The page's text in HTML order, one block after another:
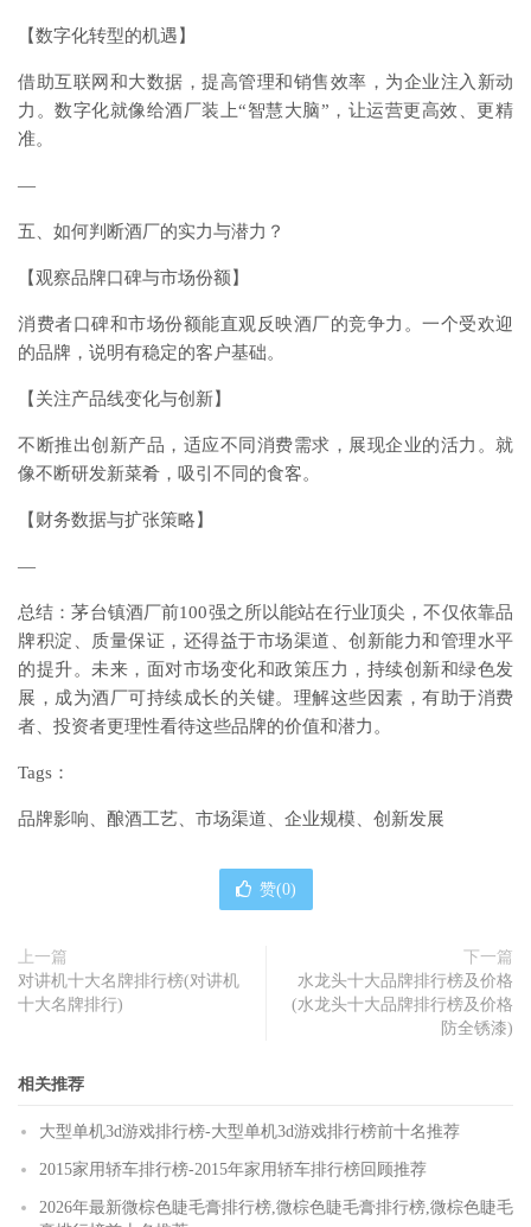
【数字化转型的机遇】
借助互联网和大数据，提高管理和销售效率，为企业注入新动
力。数字化就像给酒厂装上“智慧大脑”，让运营更高效、更精
准。
—
五、如何判断酒厂的实力与潜力？
【观察品牌口碑与市场份额】
消费者口碑和市场份额能直观反映酒厂的竞争力。一个受欢迎
的品牌，说明有稳定的客户基础。
【关注产品线变化与创新】
不断推出创新产品，适应不同消费需求，展现企业的活力。就
像不断研发新菜肴，吸引不同的食客。
【财务数据与扩张策略】
—
总结：茅台镇酒厂前100强之所以能站在行业顶尖，不仅依靠品
牌积淀、质量保证，还得益于市场渠道、创新能力和管理水平
的提升。未来，面对市场变化和政策压力，持续创新和绿色发
展，成为酒厂可持续成长的关键。理解这些因素，有助于消费
者、投资者更理性看待这些品牌的价值和潜力。
Tags：
品牌影响、酿酒工艺、市场渠道、企业规模、创新发展
赞(0)
上一篇
对讲机十大名牌排行榜(对讲机
十大名牌排行)
下一篇
水龙头十大品牌排行榜及价格
(水龙头十大品牌排行榜及价格
防全锈漆)
相关推荐
大型单机3d游戏排行榜-大型单机3d游戏排行榜前十名推荐
2015家用轿车排行榜-2015年家用轿车排行榜回顾推荐
2026年最新微棕色睫毛膏排行榜,微棕色睫毛膏排行榜,微棕色睫毛